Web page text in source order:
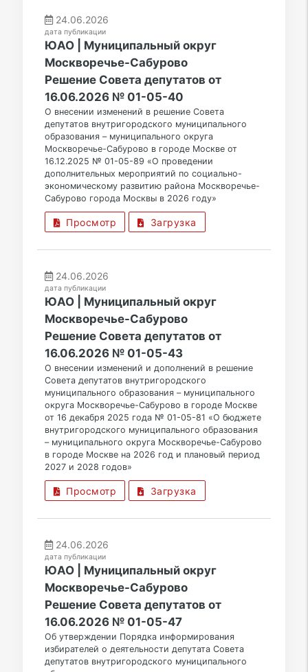
24.06.2026
дата публикации
ЮАО | Муниципальный округ
Москворечье-Сабурово
Решение Совета депутатов от
16.06.2026 № 01-05-40
О внесении изменений в решение Совета
депутатов внутригородского муниципального
образования – муниципального округа
Москворечье-Сабурово в городе Москве от
16.12.2025 № 01-05-89 «О проведении
дополнительных мероприятий по социально-
экономическому развитию района Москворечье-
Сабурово города Москвы в 2026 году»
Просмотр Загрузка
24.06.2026
дата публикации
ЮАО | Муниципальный округ
Москворечье-Сабурово
Решение Совета депутатов от
16.06.2026 № 01-05-43
О внесении изменений и дополнений в решение
Совета депутатов внутригородского
муниципального образования – муниципального
округа Москворечье-Сабурово в городе Москве
от 16 декабря 2025 года № 01-05-81 «О бюджете
внутригородского муниципального образования
– муниципального округа Москворечье-Сабурово
в городе Москве на 2026 год и плановый период
2027 и 2028 годов»
Просмотр Загрузка
24.06.2026
дата публикации
ЮАО | Муниципальный округ
Москворечье-Сабурово
Решение Совета депутатов от
16.06.2026 № 01-05-47
Об утверждении Порядка информирования
избирателей о деятельности депутата Совета
депутатов внутригородского муниципального